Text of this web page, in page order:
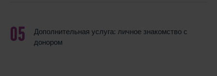
Дополнительная услуга: личное знакомство с
донором